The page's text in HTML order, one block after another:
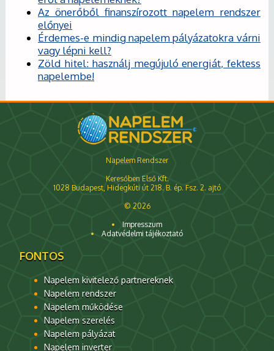
Az önerőből finanszírozott napelem rendszer
előnyei
Érdemes-e mindig napelem pályázatokra várni
vagy lépni kell?
Zöld hitel: használj megújuló energiát, fektess
napelembe!
Napelem Rendszer
Keresőben Első Kft.
1028 Budapest, Hidegkúti út 218. B. ép. Fsz. 2. ajtó
© 2026
Impresszum
Adatvédelmi tájékoztató
FONTOS
Napelem kivitelező partnereknek
Napelem rendszer
Napelem működése
Napelem szerelés
Napelem pályázat
Napelem inverter